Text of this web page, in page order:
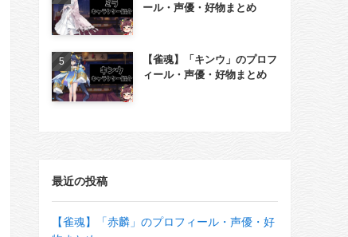
ール・声優・好物まとめ
【雀魂】「キンウ」のプロフ
ィール・声優・好物まとめ
最近の投稿
【雀魂】「赤麟」のプロフィール・声優・好